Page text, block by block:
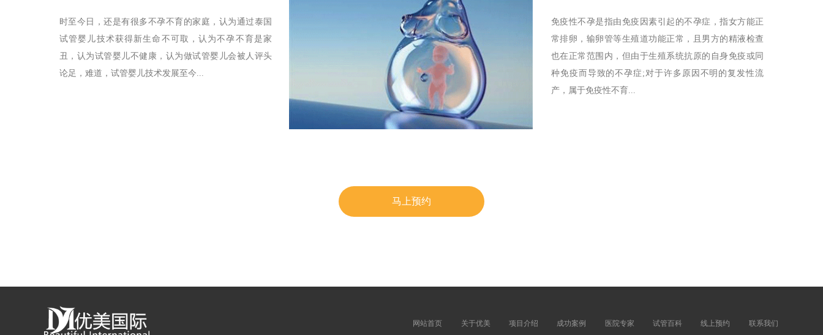
时至今日，还是有很多不孕不育的家庭，认为通过泰国
试管婴儿技术获得新生命不可取，认为不孕不育是家
丑，认为试管婴儿不健康，认为做试管婴儿会被人评头
论足，难道，试管婴儿技术发展至今...
免疫性不孕是指由免疫因素引起的不孕症，指女方能正
常排卵，输卵管等生殖道功能正常，且男方的精液检查
也在正常范围内，但由于生殖系统抗原的自身免疫或同
种免疫而导致的不孕症;对于许多原因不明的复发性流
产，属于免疫性不育...
马上预约
网站首页 关于优美 项目介绍 成功案例 医院专家 试管百科 线上预约 联系我们